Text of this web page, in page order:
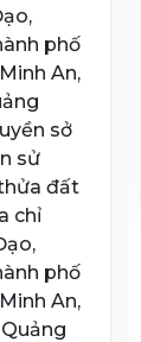
phố
An,
sở
sử
đất
chỉ
phố
An,